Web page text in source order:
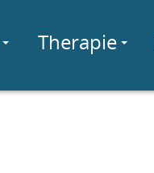
Therapie